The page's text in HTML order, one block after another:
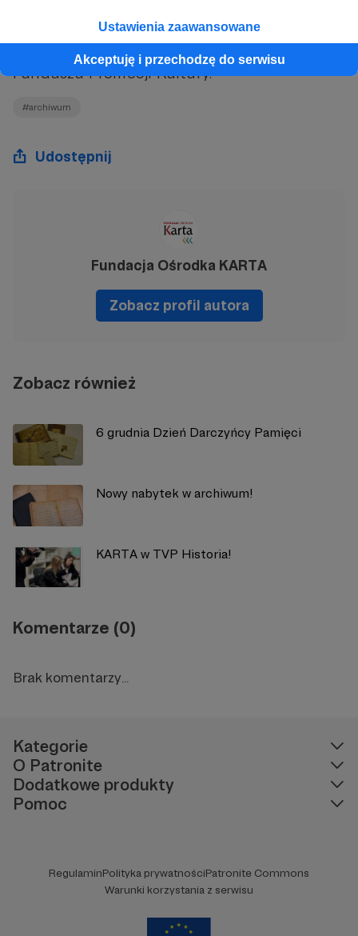
Ustawienia zaawansowane
Akceptuję i przechodzę do serwisu
Dofinansowano ze środków Ministra Kultury i
Dziedzictwa Narodowego pochodzących z
Funduszu Promocji Kultury.
#archiwum
Udostępnij
Fundacja Ośrodka KARTA
Zobacz profil autora
Zobacz również
6 grudnia Dzień Darczyńcy Pamięci
Nowy nabytek w archiwum!
KARTA w TVP Historia!
Komentarze (0)
Brak komentarzy...
Kategorie
O Patronite
Dodatkowe produkty
Pomoc
RegulaminPolityka prywatnościPatronite Commons
Warunki korzystania z serwisu